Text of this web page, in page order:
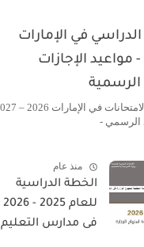
في الإمارات
2026 – 2027 - مواعيد الإجازات
الرسمية
الرسمي -
منذ عام
الخطة الدراسية
للعام 2025 - 2026
فى مدارس التعليم